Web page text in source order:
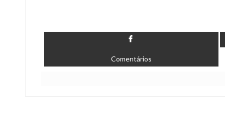
Comentários